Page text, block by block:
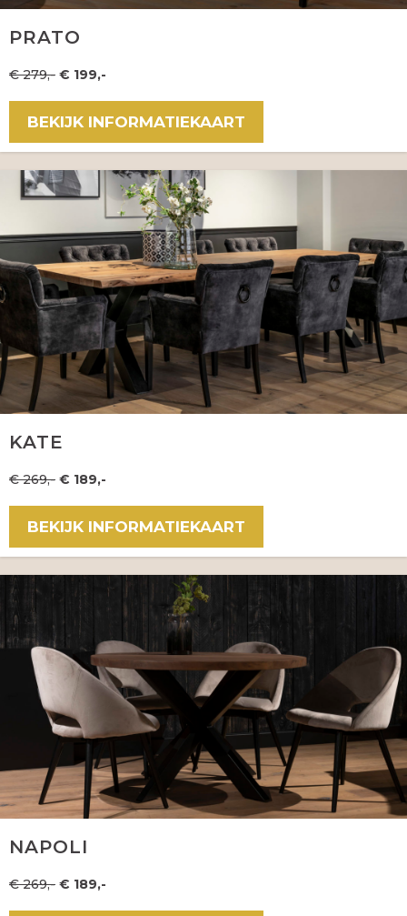
PRATO
€ 279,- € 199,-
BEKIJK INFORMATIEKAART
KATE
€ 269,- € 189,-
BEKIJK INFORMATIEKAART
NAPOLI
€ 269,- € 189,-